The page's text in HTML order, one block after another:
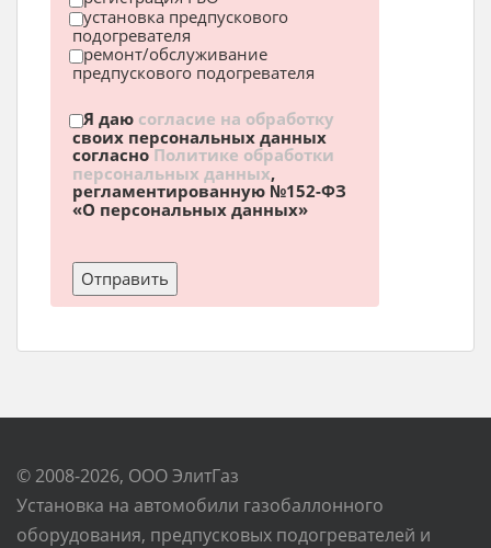
установка предпускового
подогревателя
ремонт/обслуживание
предпускового подогревателя
Я даю согласие на обработку
своих персональных данных
согласноПолитике обработки
персональных данных,
регламентированную №152-ФЗ
«О персональных данных»
© 2008-2026, ООО ЭлитГаз
Установка на автомобили газобаллонного
оборудования, предпусковых подогревателей и